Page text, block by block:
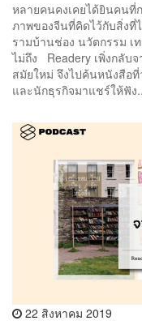
หลายคนคงเคยได้ยินคนที่
ภาพของจีนที่คิดไว้กับสิ่งที่
รามบ้านช่อง นวัตกรรม เ
ไม่ถึง Readery เพิ่งกลับ
สมัยใหม่ จึงไปค้นหนังสือ
และนักธุรกิจมาแชร์ให้ฟัง
22 สิงหาคม 2019